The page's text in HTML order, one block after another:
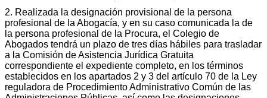
2. Realizada la designación provisional de la persona
profesional de la Abogacía, y en su caso comunicada la de
la persona profesional de la Procura, el Colegio de
Abogados tendrá un plazo de tres días hábiles para trasladar
a la Comisión de Asistencia Jurídica Gratuita
correspondiente el expediente completo, en los términos
establecidos en los apartados 2 y 3 del artículo 70 de la Ley
reguladora de Procedimiento Administrativo Común de las